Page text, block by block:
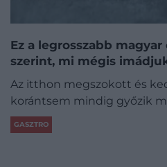
Ez a legrosszabb
szerint, mi mégis
Az itthon megszokott és
korántsem mindig győzik
GASZTRO